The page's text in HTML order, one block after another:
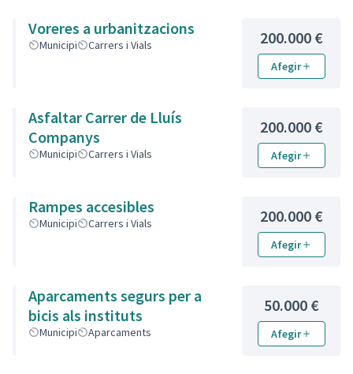
Voreres a urbanitzacions
Municipi Carrers i Vials 200.000 €
Afegir
Asfaltar Carrer de Lluís
Companys
Municipi Carrers i Vials
200.000 €
Afegir
Rampes accesibles
Municipi Carrers i Vials 200.000 €
Afegir
Aparcaments segurs per a
bicis als instituts
Municipi Aparcaments
50.000 €
Afegir